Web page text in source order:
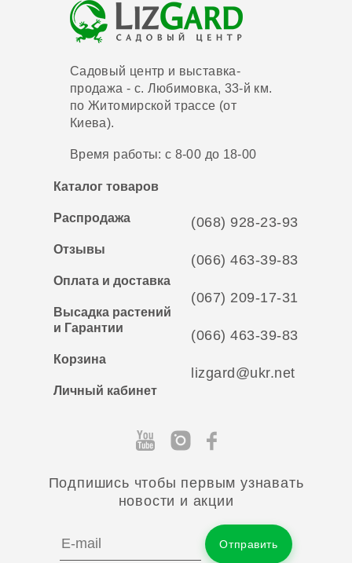
Садовый центр и выставка-
продажа - с. Любимовка, 33-й км.
по Житомирской трассе (от
Киева).
Время работы: с 8-00 до 18-00
Каталог товаров
Распродажа
Отзывы
Оплата и доставка
Высадка растений
и Гарантии
Корзина
Личный кабинет
(068) 928-23-93
(066) 463-39-83
(067) 209-17-31
(066) 463-39-83
lizgard@ukr.net
Подпишись чтобы первым узнавать
новости и акции
Отправить